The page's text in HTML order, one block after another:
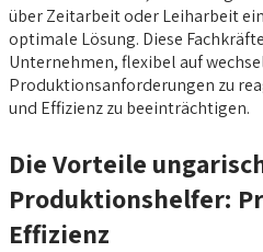
über Zeitarbeit oder Leiharbeit
optimale Lösung. Diese
Unternehmen, flexibel auf
Produktionsanforderungen zu
und Effizienz zu beeinträchtigen.
Die Vorteile
Produktionshelfer:
Effizienz